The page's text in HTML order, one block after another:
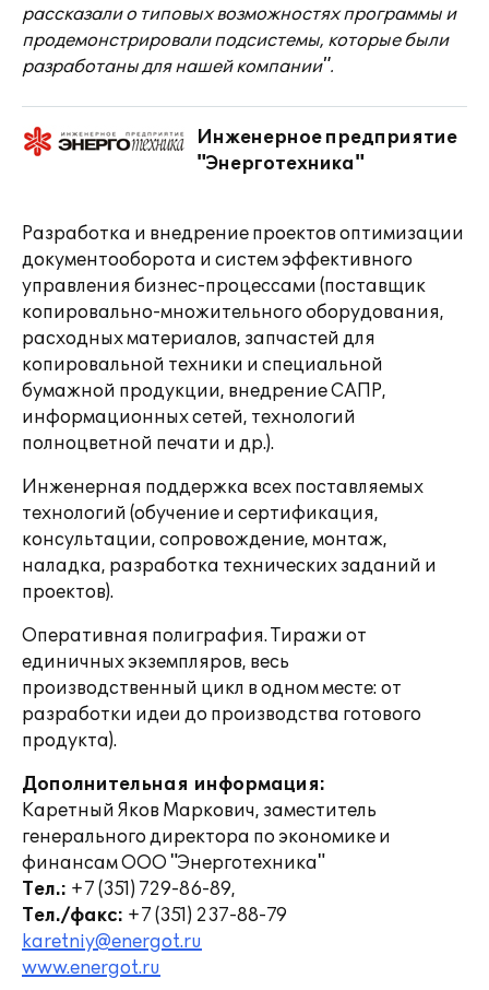
рассказали о типовых возможностях программы и
продемонстрировали подсистемы, которые были
разработаны для нашей компании".
Инженерное предприятие
"Энерготехника"
Разработка и внедрение проектов оптимизации
документооборота и систем эффективного
управления бизнес-процессами (поставщик
копировально-множительного оборудования,
расходных материалов, запчастей для
копировальной техники и специальной
бумажной продукции, внедрение САПР,
информационных сетей, технологий
полноцветной печати и др.).
Инженерная поддержка всех поставляемых
технологий (обучение и сертификация,
консультации, сопровождение, монтаж,
наладка, разработка технических заданий и
проектов).
Оперативная полиграфия. Тиражи от
единичных экземпляров, весь
производственный цикл в одном месте: от
разработки идеи до производства готового
продукта).
Дополнительная информация:
Каретный Яков Маркович, заместитель
генерального директора по экономике и
финансам ООО "Энерготехника"
Тел.: +7 (351) 729-86-89,
Тел./факс: +7 (351) 237-88-79
karetniy@energot.ru
www.energot.ru